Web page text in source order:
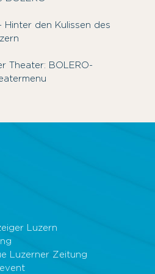
Hinter den Kulissen des
Theater: BOLERO-
Luzern
Luzerner Zeitung